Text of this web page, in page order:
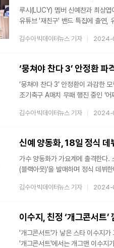
루시(LUCY) 멤버 신예찬과 최상엽이 '믿고 듣
유튜브 '재친구' 밴드 특집에 출연,
신예찬은 루시 단독 콘서트 무대
전했다. 최상엽은 루시의 정
김수아 빅데이터뉴스 기자 2024-
‘뭉쳐야 찬다 3’ 안정환
‘뭉쳐야 찬다 3’ 안정환이 과감한 모험을 시작한다. 오는 18일 방송되
조기축구 A매치 무패 행진 중인 ‘
0패, 네덜란드에서 3전 3승 0패를
김수아 빅데이터뉴스 기자 2024-
신예 양동화, 18일 정식
가수 양동화가 가요계에 출격한다. 소속사 측은 16일 “양동화가 오는 18일 오후 6시 첫 번째 싱글 'Blackout
(블랙아웃)'을 발매하며 정식 데뷔한다”고 밝혔다. 소속사 측에 따르면 이
히트 작곡가 맥쓰송(Maxx Song)과 함
공개하며 강렬한 곡 분위기를 예
김수아 빅데이터뉴스 기자 2024-
이수지, 친정 ‘개그콘서트
'개그콘서트'가 낳은 스타 이수지가 고향에 돌아온다. '개그콘서
'개그콘서트'에서는 개그맨 이수지가 오랜만에